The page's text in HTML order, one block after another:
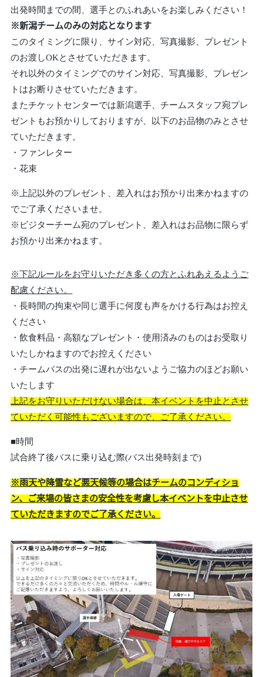
出発時間までの間、選手とのふれあいをお楽しみください！
※新潟チームのみの対応となります
このタイミングに限り、サイン対応、写真撮影、プレゼント
のお渡しOKとさせていただきます。
それ以外のタイミングでのサイン対応、写真撮影、プレゼン
トはお断りさせていただきます。
またチケットセンターでは新潟選手、チームスタッフ宛プレ
ゼントもお預かりしておりますが、以下のお品物のみとさせ
ていただきます。
・ファンレター
・花束
※上記以外のプレゼント、差入れはお預かり出来かねますの
でご了承くださいませ。
※ビジターチーム宛のプレゼント、差入れはお品物に限らず
お預かり出来かねます。
※下記ルールをお守りいただき多くの方とふれあえるようご
配慮ください。
・長時間の拘束や同じ選手に何度も声をかける行為はお控え
ください
・飲食料品・高額なプレゼント・使用済みのものはお受取り
いたしかねますのでお控えください
・チームバスの出発に遅れが出ないようご協力のほどお願い
いたします
上記をお守りいただけない場合は、本イベントを中止とさせ
ていただく可能性もございますので、ご了承ください。
■時間
試合終了後バスに乗り込む際(バス出発時刻まで)
※雨天や降雪など悪天候等の場合はチームのコンディショ
ン、ご来場の皆さまの安全性を考慮し本イベントを中止させ
ていただきますのでご了承ください。